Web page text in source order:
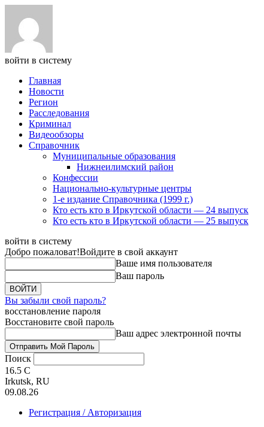
войти в систему
Главная
Новости
Регион
Расследования
Криминал
Видеообзоры
Справочник
Муниципальные образования
Нижнеилимский район
Конфессии
Национально-культурные центры
1-е издание Справочника (1999 г.)
Кто есть кто в Иркутской области — 24 выпуск
Кто есть кто в Иркутской области — 25 выпуск
войти в систему
Добро пожаловат!Войдите в свой аккаунт
Ваше имя пользователя
Ваш пароль
Вы забыли свой пароль?
восстановление пароля
Восстановите свой пароль
Ваш адрес электронной почты
Поиск
16.5 C
Irkutsk, RU
09.08.26
Регистрация / Авторизация